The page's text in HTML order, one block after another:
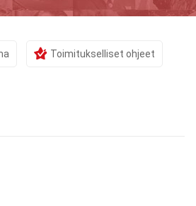
Toimitukselliset ohjeet